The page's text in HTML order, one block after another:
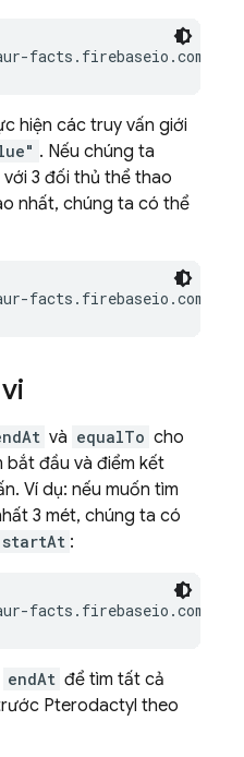
hiện các truy vấn giới
. Nếu chúng ta
3 đối thủ thể thao
nhất, chúng ta có thể
và equalTo cho
đầu và điểm kết
Ví dụ: nếu muốn tìm
3 mét, chúng ta có
startAt :
endAt để tìm tất cả
Pterodactyl theo